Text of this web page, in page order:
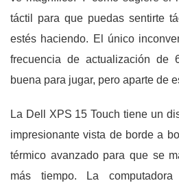
táctil para que puedas sentirte
estés haciendo. El único
frecuencia de actualización
buena para jugar, pero aparte de
La Dell XPS 15 Touch tiene un
impresionante vista de borde a
térmico avanzado para que se
más tiempo. La